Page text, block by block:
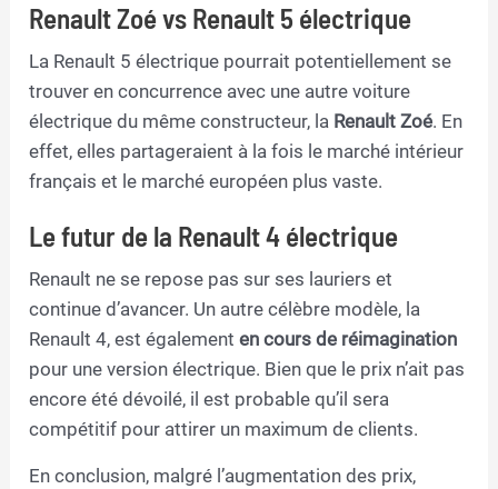
Renault Zoé vs Renault 5 électrique
La Renault 5 électrique pourrait potentiellement se
trouver en concurrence avec une autre voiture
électrique du même constructeur, la Renault Zoé. En
effet, elles partageraient à la fois le marché intérieur
français et le marché européen plus vaste.
Le futur de la Renault 4 électrique
Renault ne se repose pas sur ses lauriers et
continue d’avancer. Un autre célèbre modèle, la
Renault 4, est égalementen cours de réimagination
pour une version électrique. Bien que le prix n’ait pas
encore été dévoilé, il est probable qu’il sera
compétitif pour attirer un maximum de clients.
En conclusion, malgré l’augmentation des prix,